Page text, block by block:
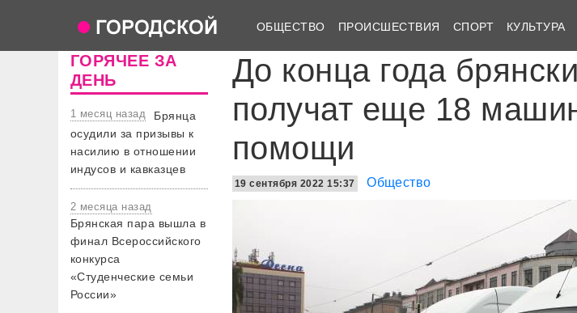
ОБЩЕСТВО ПРОИСШЕСТВИЯ СПОРТ КУЛЬТУРА
ГОРЯЧЕЕ ЗА
ДЕНЬ
1 месяц назад
Брянца
осудили за призывы к
насилию в отношении
индусов и кавказцев
2 месяца назад
Брянская пара вышла в
финал Всероссийского
конкурса
«Студенческие семьи
России»
До конца года
получат еще 18
помощи
19 сентября 2022 15:37 Общество